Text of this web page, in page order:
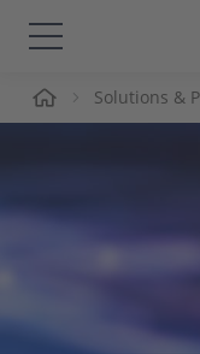
Solutions &
Magazine
Solutions &